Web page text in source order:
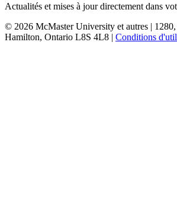
Actualités et mises à jour directement dans
© 2026 McMaster University et autres |
Hamilton, Ontario L8S 4L8 | Conditions